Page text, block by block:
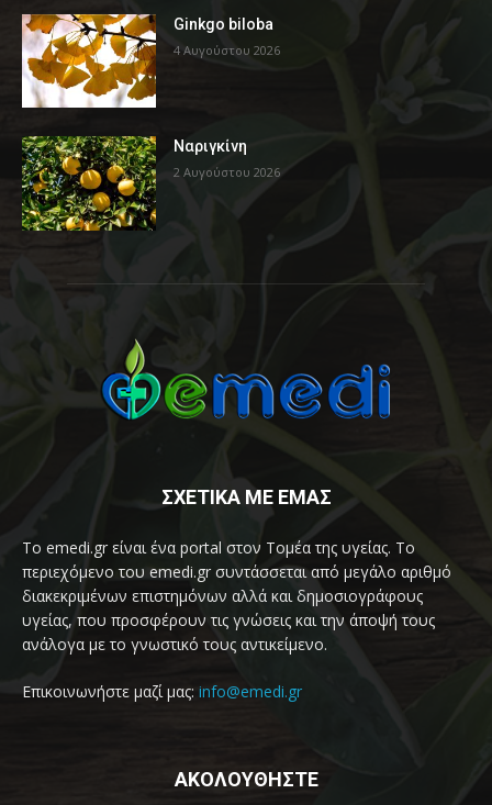
Ginkgo biloba
4 Αυγούστου 2026
Ναριγκίνη
2 Αυγούστου 2026
ΣΧΕΤΙΚΑ ΜΕ ΕΜΑΣ
Το emedi.gr είναι ένα portal στον Τομέα της υγείας. Το
περιεχόμενο του emedi.gr συντάσσεται από μεγάλο αριθμό
διακεκριμένων επιστημόνων αλλά και δημοσιογράφους
υγείας, που προσφέρουν τις γνώσεις και την άποψή τους
ανάλογα με το γνωστικό τους αντικείμενο.
Επικοινωνήστε μαζί μας: info@emedi.gr
ΑΚΟΛΟΥΘΗΣΤΕ